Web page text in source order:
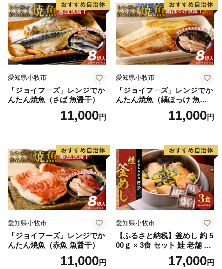
愛知県小牧市
「ジョイフーズ」レンジでか
んたん焼魚（さば 魚醤干）
11,000円
愛知県小牧市
「ジョイフーズ」レンジでか
んたん焼魚（縞ほっけ 魚醤
11,000円
愛知県小牧市
「ジョイフーズ」レンジでか
んたん焼魚（赤魚 魚醤干）
11,000円
愛知県小牧市
【ふるさと納税】釜めし 約 5
00ｇ × 3食 セット 鮭 老舗 急
速冷凍 レンチン 時短 簡単調
理 食品 加工品 海鮮 手作り
17,000円